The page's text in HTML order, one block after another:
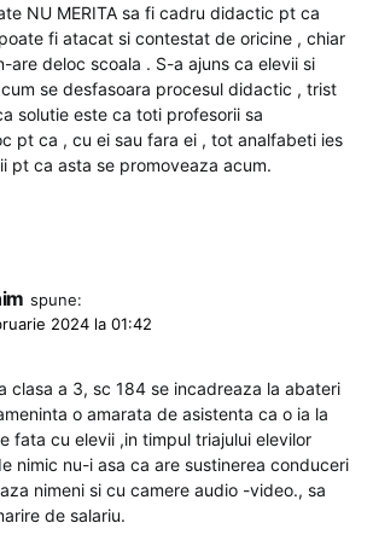
NU MERITA sa fi cadru didactic pt ca
fi atacat si contestat de oricine , chiar
are deloc scoala . S-a ajuns ca elevii si
se desfasoara procesul didactic , trist
solutie este ca toti profesorii sa
pt ca , cu ei sau fara ei , tot analfabeti ies
pt ca asta se promoveaza acum.
spune:
2024 la 01:42
clasa a 3, sc 184 se incadreaza la abateri
o amarata de asistenta ca o ia la
fata cu elevii ,in timpul triajului elevilor
nimic nu-i asa ca are sustinerea conduceri
nimeni si cu camere audio -video., sa
de salariu.